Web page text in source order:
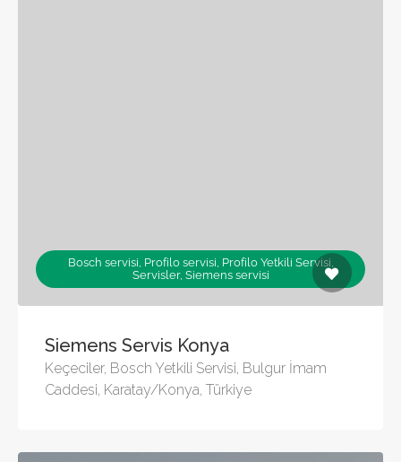
Bosch servisi, Profilo servisi, Profilo Yetkili Servisi,
Servisler, Siemens servisi
Siemens Servis Konya
Keçeciler, Bosch Yetkili Servisi, Bulgur İmam
Caddesi, Karatay/Konya, Türkiye